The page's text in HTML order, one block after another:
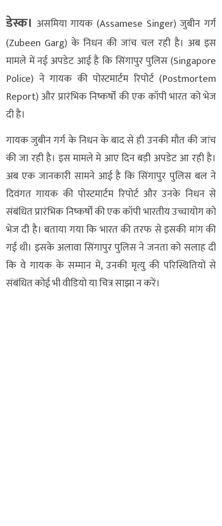
डेस्क। असमिया गायक (Assamese Singer) जुबीन गर्ग
(Zubeen Garg) के निधन की जांच चल रही है। अब इस
मामले में नई अपडेट आई है कि सिंगापुर पुलिस (Singapore
Police) ने गायक की पोस्टमार्टम रिपोर्ट (Postmortem
Report) और प्रारंभिक निष्कर्षों की एक कॉपी भारत को भेज
दी है।
गायक जुबीन गर्ग के निधन के बाद से ही उनकी मौत की जांच
की जा रही है। इस मामले मे आए दिन बड़ी अपडेट आ रही है।
अब एक जानकारी सामने आई है कि सिंगापुर पुलिस बल ने
दिवंगत गायक की पोस्टमार्टम रिपोर्ट और उनके निधन से
संबंधित प्रारंभिक निष्कर्षों की एक कॉपी भारतीय उच्चायोग को
भेज दी है। बताया गया कि भारत की तरफ से इसकी मांग की
गई थी। इसके अलावा सिंगापुर पुलिस ने जनता को सलाह दी
कि वे गायक के सम्मान में, उनकी मृत्यु की परिस्थितियों से
संबंधित कोई भी वीडियो या चित्र साझा न करें।